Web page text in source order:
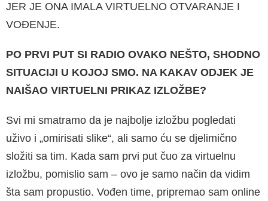
JER JE ONA IMALA VIRTUELNO OTVARA­NJE I
VOĐENJE.
PO PRVI PUT SI RADIO OVAKO NEŠTO, SHODNO
SITU­ACIJI U KOJOJ SMO. NA KAKAV ODJEK JE
NAIŠAO VIR­TUELNI PRIKAZ IZLOŽBE?
Svi mi smatramo da je najbolje izložbu pogle­dati
uživo i „omirisati slike“, ali samo ću se dje­limično
složiti sa tim. Kada sam prvi put čuo za virtuelnu
izložbu, pomislio sam – ovo je samo način da vidim
šta sam propustio. Vođen time, pripremao sam online